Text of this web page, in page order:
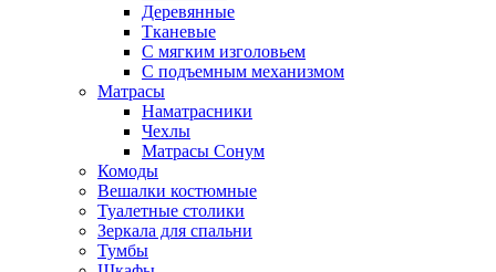
Деревянные
Тканевые
С мягким изголовьем
С подъемным механизмом
Матрасы
Наматрасники
Чехлы
Матрасы Сонум
Комоды
Вешалки костюмные
Туалетные столики
Зеркала для спальни
Тумбы